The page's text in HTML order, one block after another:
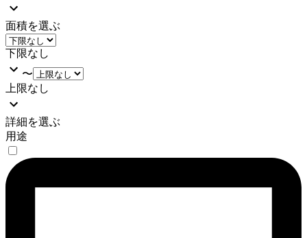
面積を選ぶ
下限なし
〜
上限なし
詳細を選ぶ
用途